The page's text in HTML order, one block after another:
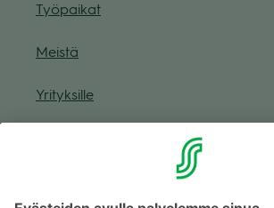
Työ­pai­kat
Meistä
Yri­tyk­sille
Muuta eväs­tea­se­tuk­sia &
Tie­to­suo­ja­se­loste (Arina)